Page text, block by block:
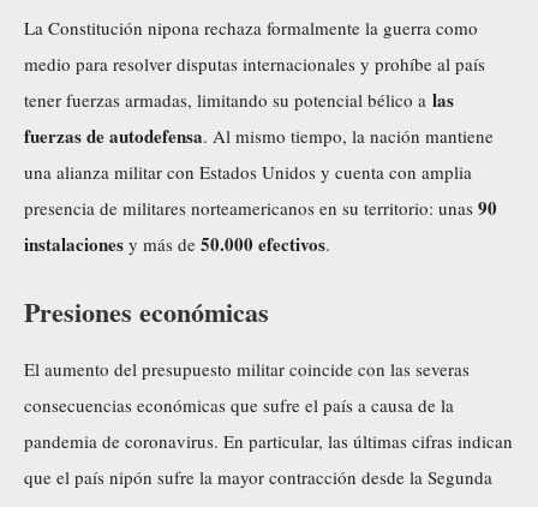
La Constitución nipona rechaza formalmente la guerra como
medio para resolver disputas internacionales y prohíbe al país
tener fuerzas armadas, limitando su potencial bélico a las
fuerzas de autodefensa. Al mismo tiempo, la nación mantiene
una alianza militar con Estados Unidos y cuenta con amplia
presencia de militares norteamericanos en su territorio: unas 90
instalaciones y más de 50.000 efectivos.
Presiones económicas
El aumento del presupuesto militar coincide con las severas
consecuencias económicas que sufre el país a causa de la
pandemia de coronavirus. En particular, las últimas cifras indican
que el país nipón sufre la mayor contracción desde la Segunda